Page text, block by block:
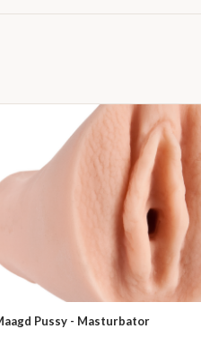
Pussy - Masturbator